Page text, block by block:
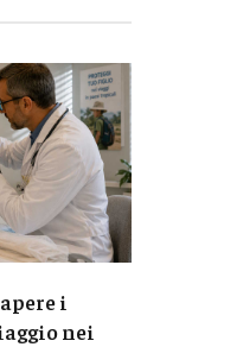
i
nei